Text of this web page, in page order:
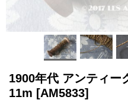
1900年代 アンティー
11m [AM5833]